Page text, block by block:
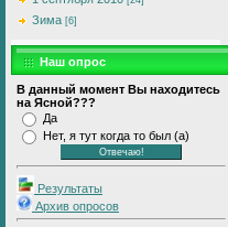
Зима [6]
Наш опрос
В данный момент Вы находитесь
на Ясной???
Да
Нет, я тут когда то был (а)
Результаты
Архив опросов